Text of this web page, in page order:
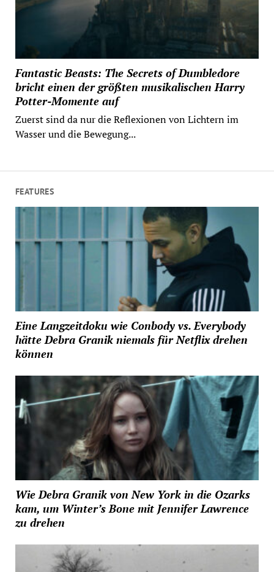
Fantastic Beasts: The Secrets of Dumbledore
bricht einen der größten musikalischen Harry
Potter-Momente auf
Zuerst sind da nur die Reflexionen von Lichtern im
Wasser und die Bewegung...
FEATURES
Eine Langzeitdoku wie Conbody vs. Everybody
hätte Debra Granik niemals für Netflix drehen
können
Wie Debra Granik von New York in die Ozarks
kam, um Winter’s Bone mit Jennifer Lawrence
zu drehen